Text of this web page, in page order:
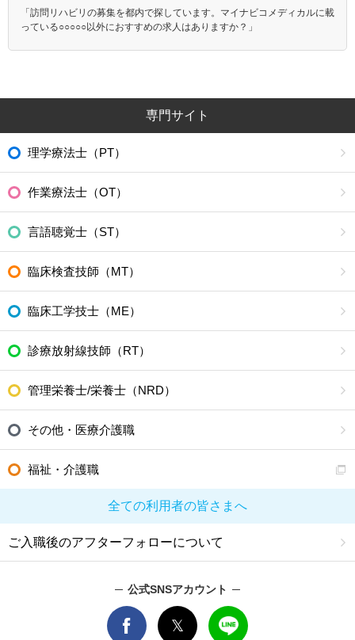
「訪問リハビリの募集を都内で探しています。マイナビコメディカルに載
っている○○○○○以外におすすめの求人はありますか？」
専門サイト
理学療法士（PT）
作業療法士（OT）
言語聴覚士（ST）
臨床検査技師（MT）
臨床工学技士（ME）
診療放射線技師（RT）
管理栄養士/栄養士（NRD）
その他・医療介護職
福祉・介護職
全ての利用者の皆さまへ
ご入職後のアフターフォローについて
公式SNSアカウント